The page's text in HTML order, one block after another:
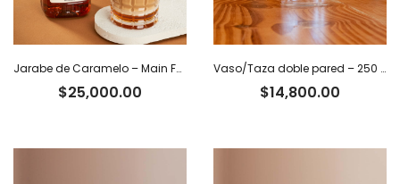
Jarabe de Caramelo – Main Fusion
$25,000.00
Vaso/Taza doble pared – 250 ml
$14,800.00